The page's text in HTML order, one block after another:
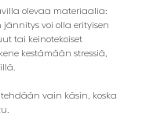
olevaa materiaalia:
voi olla erityisen
tai keinotekoiset
kestämään stressiä,
vain käsin, koska